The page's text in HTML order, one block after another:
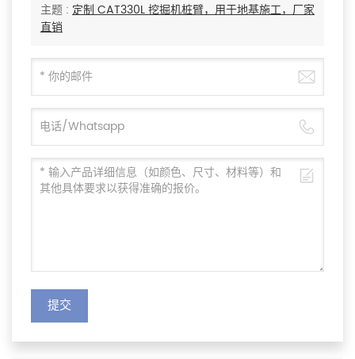
主题 : 定制 CAT330L 挖掘机桩臂，用于地基施工，厂家
直销
提交